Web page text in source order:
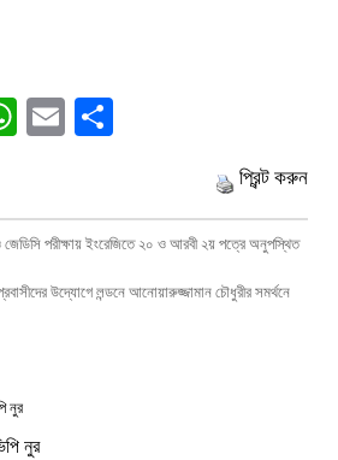
WhatsApp
Email
প্রিন্ট করুন
জেডিসি পরীক্ষায় ইংরেজিতে ২০ ও আরবী ২য় পত্রে অনুপস্থিত
উদ্যোগে লন্ডনে আনোয়ারুজ্জামান চৌধুরীর সমর্থনে
নুর